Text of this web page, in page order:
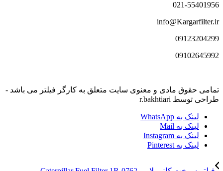
021-55401956
info@Kargarfilter.ir
09123204299
09102645992
تمامی حقوق مادی و معنوی سایت متعلق به کارگر فیلتر می باشد -
طراحی توسط r.bakhtiari
لینک به WhatsApp
لینک به Mail
لینک به Instagram
لینک به Pinterest